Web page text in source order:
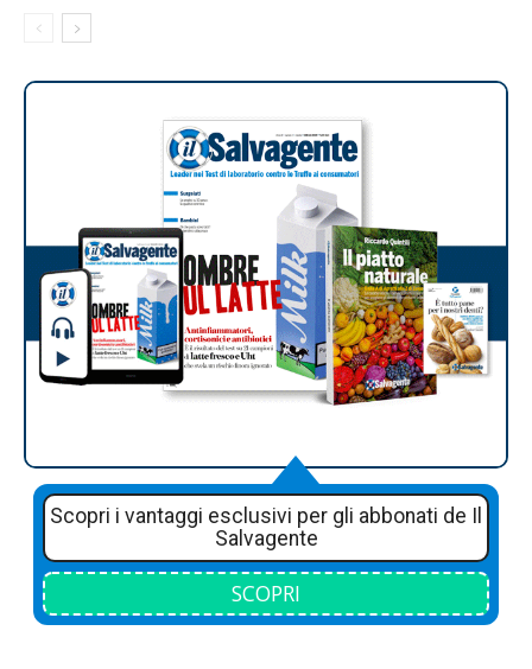
Scopri i vantaggi esclusivi per gli abbonati de Il
Salvagente
SCOPRI